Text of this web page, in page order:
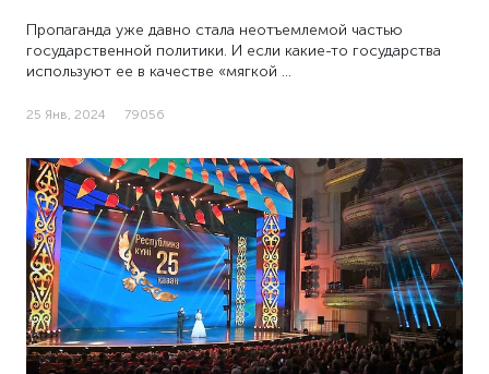
Пропаганда уже давно стала неотъемлемой частью
государственной политики. И если какие-то государства
используют ее в качестве «мягкой …
25 Янв, 2024 79056